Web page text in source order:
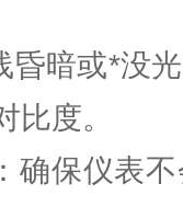
昏暗或*没
比度。
确保仪表